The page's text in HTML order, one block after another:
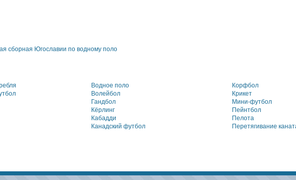
сборная Югославии по водному поло
Водное поло
Волейбол
Гандбол
Кёрлинг
Кабадди
Канадский футбол
Корфбол
Крикет
Мини-футбол
Пейнтбол
Пелота
Перетягивание